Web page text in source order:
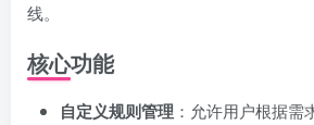
线。
核心功能
自定义规则管理 ：允许用户根据